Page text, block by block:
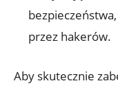
przez hakerów.
Aby skutecznie